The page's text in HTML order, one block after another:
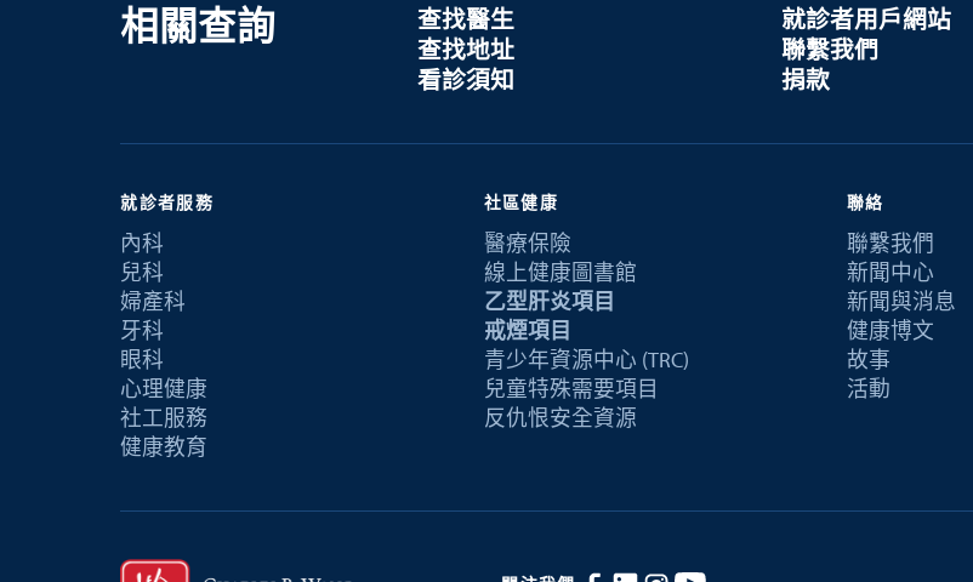
相關查詢
查找醫生
查找地址
看診須知
就診者用戶網站
聯繫我們
捐款
就診者服務
內科
兒科
婦產科
牙科
眼科
心理健康
社工服務
健康教育
社區健康
醫療保險
線上健康圖書館
乙型肝炎項目
戒煙項目
青少年資源中心 (TRC)
兒童特殊需要項目
反仇恨安全資源
聯絡
聯繫我們
新聞中心
新聞與消息
健康博文
故事
活動